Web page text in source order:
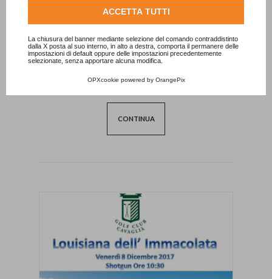
ACCETTA TUTTI
La chiusura del banner mediante selezione del comando contraddistinto
dalla X posta al suo interno, in alto a destra, comporta il permanere delle
impostazioni di default oppure delle impostazioni precedentemente
selezionate, senza apportare alcuna modifica.
OPXcookie powered by OrangePix
Pubblicaz.27/11/2017
CONTINUA